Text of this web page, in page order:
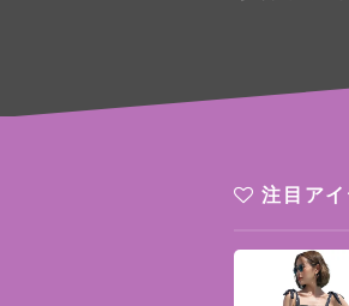
注目アイ